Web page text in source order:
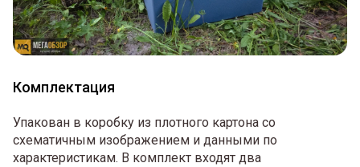
Комплектация
Упакован в коробку из плотного картона со
схематичным изображением и данными по
характеристикам. В комплект входят два